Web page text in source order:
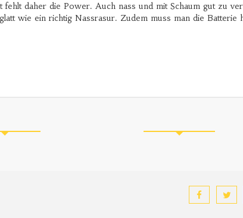
daher die Power. Auch nass und mit Schaum gut zu
wie ein richtig Nassrasur. Zudem muss man die Batterie